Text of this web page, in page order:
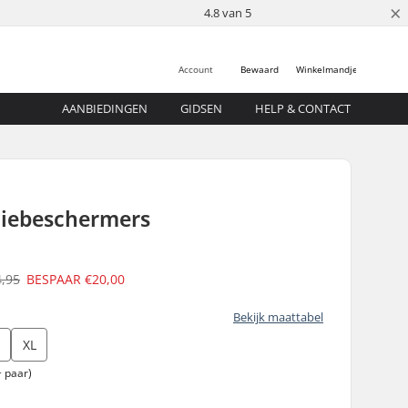
4.8 van 5 ×
Winkelmandje
Bewaard
Account
AANBIEDINGEN GIDSEN HELP & CONTACT
BESPAAR€20,00
Bekijk maattabel
XL
paar)